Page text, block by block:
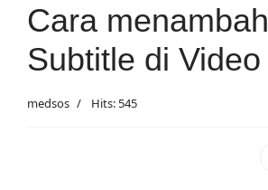
Cara menambah
Subtitle di Video
medsos Hits: 545